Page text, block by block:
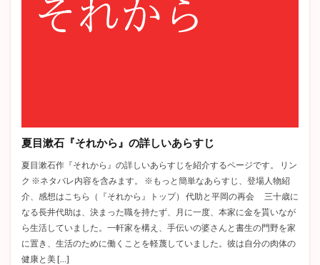
夏目漱石『それから』の詳しいあらすじ
夏目漱石作『それから』の詳しいあらすじを紹介するページです。 リン
ク ※ネタバレ内容を含みます。 ※もっと簡単なあらすじ、登場人物紹
介、感想はこちら（『それから』トップ） 代助と平岡の再会 三十歳に
なる長井代助は、決まった職を持たず、月に一度、本家に金を貰いなが
ら生活していました。一軒家を構え、手伝いの婆さんと書生の門野を家
に置き、生活のために働くことを軽蔑していました。彼は自分の肉体の
健康と美 […]